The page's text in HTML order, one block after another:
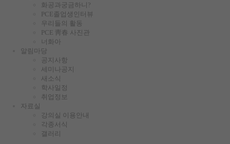
화공과궁금하니?
PCE졸업생인터뷰
우리들의 활동
PCE 靑春 사진관
너화아
알림마당
공지사항
세미나공지
새소식
학사일정
취업정보
자료실
강의실 이용안내
각종서식
갤러리